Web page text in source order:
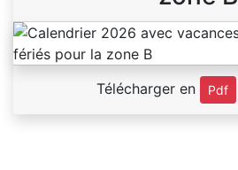
Télécharger en Pdf